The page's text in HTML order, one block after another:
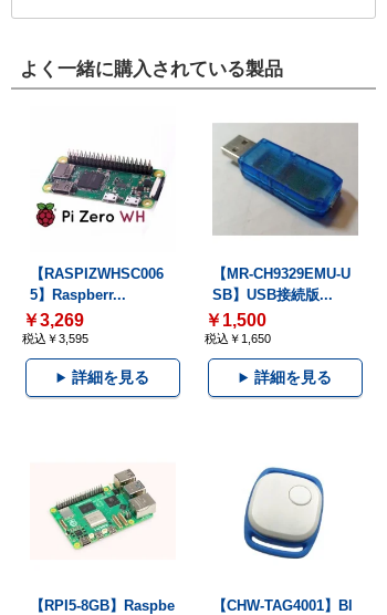
よく一緒に購入されている製品
【RASPIZWHSC006
5】Raspberr...
￥3,269
税込￥3,595
詳細を見る
【MR-CH9329EMU-U
SB】USB接続版...
￥1,500
税込￥1,650
詳細を見る
【RPI5-8GB】Raspbe
【CHW-TAG4001】Bl